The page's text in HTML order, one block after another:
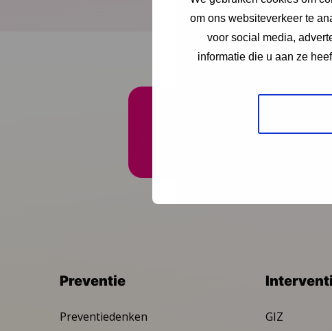
om ons websiteverkeer te
voor social media,
informatie die u aan ze
Download publicatie
Onze nieuwsbrief
Preventie
Preventiedenken
GIZ